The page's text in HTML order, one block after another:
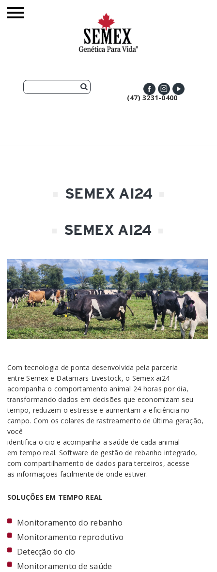
(47) 3231-0400
SEMEX AI24
SEMEX AI24
Com tecnologia de ponta desenvolvida pela parceria
entre Semex e Datamars Livestock, o Semex ai24
acompanha o comportamento animal 24 horas por dia,
transformando dados em decisões que economizam seu
tempo, reduzem o estresse e aumentam a eficiência no
campo. Com os colares de rastreamento de última geração,
você
identifica o cio e acompanha a saúde de cada animal
em tempo real. Software de gestão de rebanho integrado,
com compartilhamento de dados para terceiros, acesse
as informações facilmente de onde estiver.
SOLUÇÕES EM TEMPO REAL
Monitoramento do rebanho
Monitoramento reprodutivo
Detecção do cio
Monitoramento de saúde